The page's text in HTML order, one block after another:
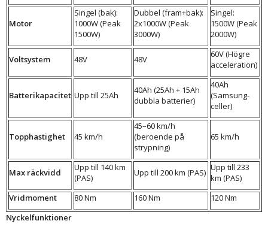
Motor
Singel (bak):
1000W (Peak
1500W)
Dubbel (fram+bak):
2x1000W (Peak
3000W)
Singel:
1500W (Peak
2000W)
Voltsystem 48V 48V
60V (Högre
acceleration)
Batterikapacitet Upp till 25Ah
40Ah (25Ah + 15Ah
dubbla batterier)
40Ah
(Samsung-
celler)
Topphastighet 45 km/h
45–60 km/h
(beroende på
strypning)
65 km/h
Max räckvidd
Upp till 140 km
(PAS)
Upp till 200 km (PAS) Upp till 233
km (PAS)
Vridmoment
80 Nm 160 Nm
120 Nm
Nyckelfunktioner